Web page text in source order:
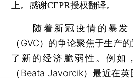
上。感谢CEPR授权翻译。
随着新冠疫情的暴发
（GVC）的争论聚焦于生产
了新的经济脆弱性。例如
（Beata Javorcik）最近在